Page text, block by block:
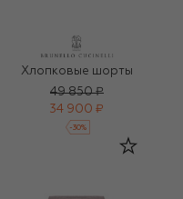
Хлопковые шорты
49 850 ₽
34 900 ₽
-30%